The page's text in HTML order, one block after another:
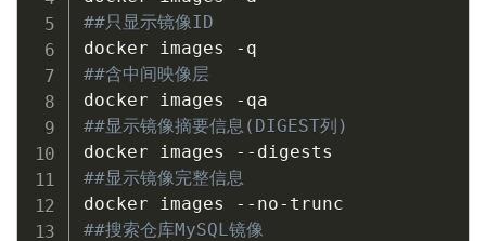
##只显示镜像ID
##含中间映像层
##显示镜像摘要信息(DIGEST列)
##显示镜像完整信息
##搜索仓库MySQL镜像